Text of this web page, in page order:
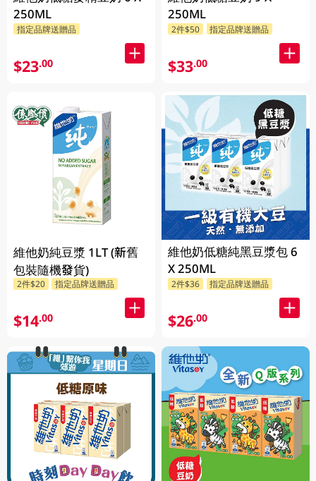
250ML
指定品牌送贈品
$23.00
維他奶純豆漿 1LT (新舊
包裝隨機發貨)
2件$20 指定品牌送贈品
$14.00
250ML
2件$50 指定品牌送贈品
$33.00
維他奶低糖純黑豆漿包 6
X 250ML
2件$36 指定品牌送贈品
$26.00